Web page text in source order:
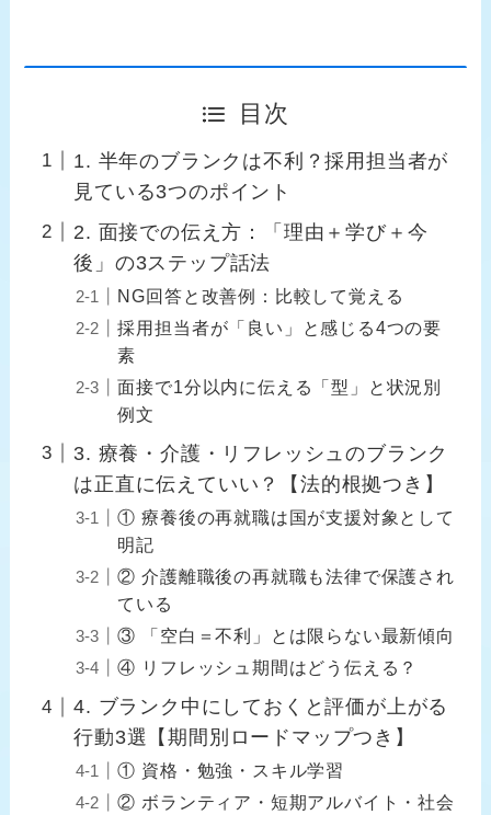
目次
1. 半年のブランクは不利？採用担当者が
見ている3つのポイント
2. 面接での伝え方：「理由＋学び＋今
後」の3ステップ話法
NG回答と改善例：比較して覚える
採用担当者が「良い」と感じる4つの要
素
面接で1分以内に伝える「型」と状況別
例文
3. 療養・介護・リフレッシュのブランク
は正直に伝えていい？【法的根拠つき】
① 療養後の再就職は国が支援対象として
明記
② 介護離職後の再就職も法律で保護され
ている
③ 「空白＝不利」とは限らない最新傾向
④ リフレッシュ期間はどう伝える？
4. ブランク中にしておくと評価が上がる
行動3選【期間別ロードマップつき】
① 資格・勉強・スキル学習
② ボランティア・短期アルバイト・社会